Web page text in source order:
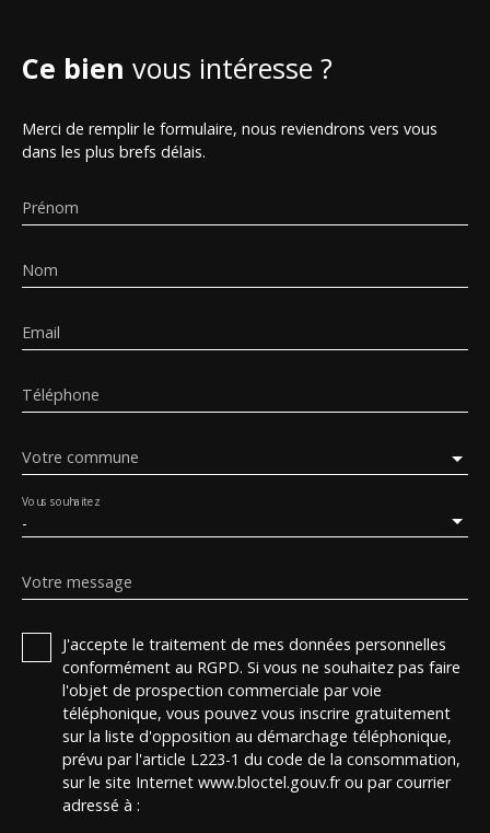
Ce bien vous intéresse ?
Merci de remplir le formulaire, nous reviendrons vers vous
dans les plus brefs délais.
Prénom
Nom
Email
Téléphone
Votre commune
-
Vous souhaitez
Votre message
J'accepte le traitement de mes données personnelles
conformément au RGPD. Si vous ne souhaitez pas faire
l'objet de prospection commerciale par voie
téléphonique, vous pouvez vous inscrire gratuitement
sur la liste d'opposition au démarchage téléphonique,
prévu par l'article L223-1 du code de la consommation,
sur le site Internet www.bloctel.gouv.fr ou par courrier
adressé à :